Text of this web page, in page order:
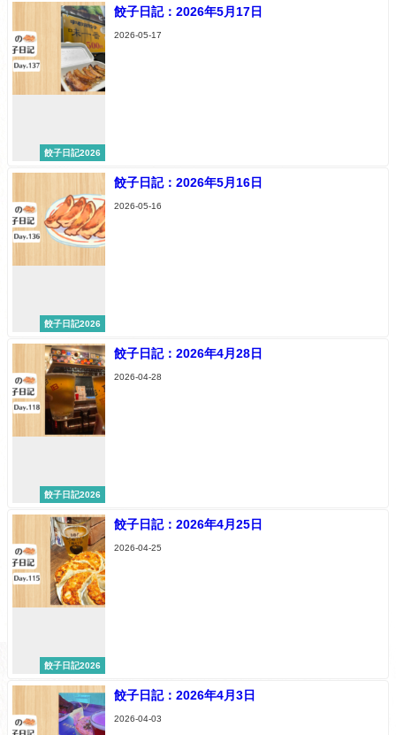
餃子日記2026
餃子日記：2026年5月17日
2026-05-17
餃子日記2026
餃子日記：2026年5月16日
2026-05-16
餃子日記2026
餃子日記：2026年4月28日
2026-04-28
餃子日記2026
餃子日記：2026年4月25日
2026-04-25
餃子日記：2026年4月3日
2026-04-03